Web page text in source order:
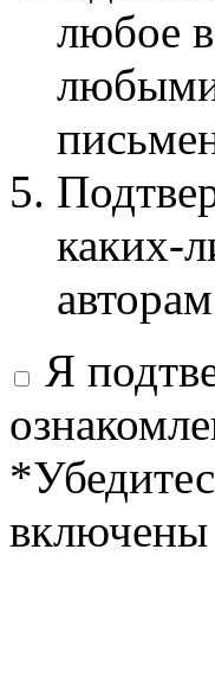
любое
любыми
каких-
Я